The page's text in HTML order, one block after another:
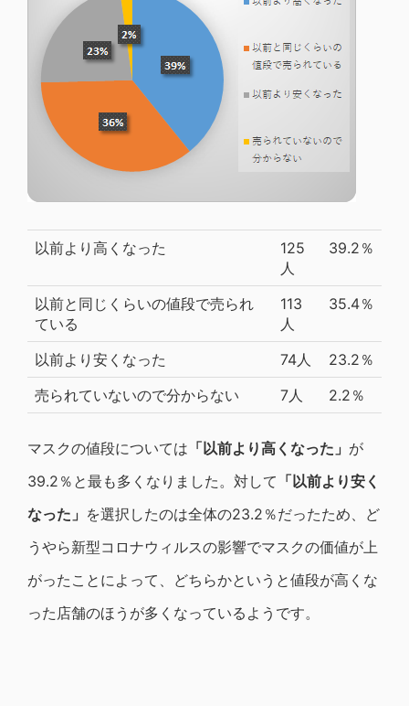
以前より高くなった
125
人
39.2％
以前と同じくらいの値段で売られ
ている
113
人
35.4％
以前より安くなった 74人
23.2％
売られていないので分からない
7人 2.2％
マスクの値段については 「以前より高くなった」 が
39.2％と最も多くなりました。対して 「以前より安く
なった」 を選択したのは全体の23.2％だったため、ど
うやら新型コロナウィルスの影響でマスクの価値が上
がったことによって、どちらかというと値段が高くな
った店舗のほうが多くなっているようです。